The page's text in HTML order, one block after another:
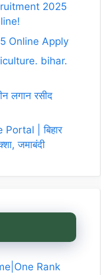
2025
Online Apply
bihar.
लगान रसीद
| बिहार
जमाबंदी
Rank